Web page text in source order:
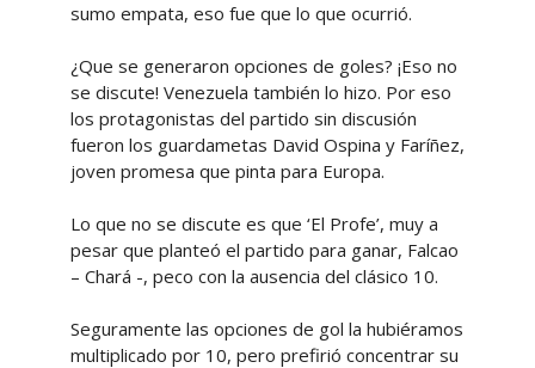
sumo empata, eso fue que lo que ocurrió.
¿Que se generaron opciones de goles? ¡Eso no
se discute! Venezuela también lo hizo. Por eso
los protagonistas del partido sin discusión
fueron los guardametas David Ospina y Faríñez,
joven promesa que pinta para Europa.
Lo que no se discute es que ‘El Profe’, muy a
pesar que planteó el partido para ganar, Falcao
– Chará -, peco con la ausencia del clásico 10.
Seguramente las opciones de gol la hubiéramos
multiplicado por 10, pero prefirió concentrar su